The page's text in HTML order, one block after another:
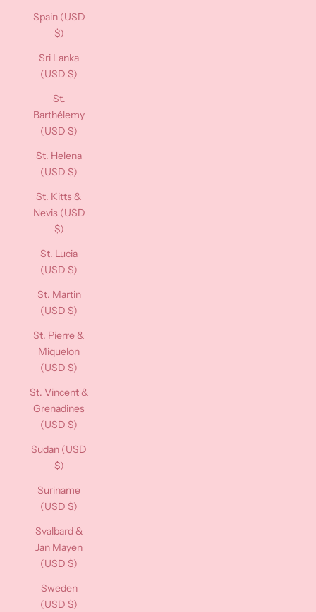
Spain (USD
$)
Sri Lanka
(USD $)
St.
Barthélemy
(USD $)
St. Helena
(USD $)
St. Kitts &
Nevis (USD
$)
St. Lucia
(USD $)
St. Martin
(USD $)
St. Pierre &
Miquelon
(USD $)
St. Vincent &
Grenadines
(USD $)
Sudan (USD
$)
Suriname
(USD $)
Svalbard &
Jan Mayen
(USD $)
Sweden
(USD $)